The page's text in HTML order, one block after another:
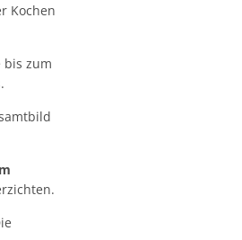
Kochen
bis zum